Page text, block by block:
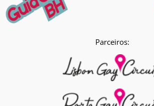
Parceiros: